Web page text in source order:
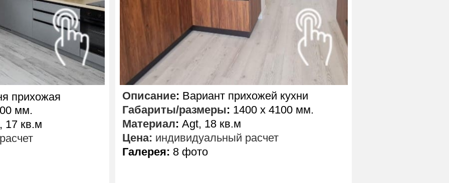
Описание: Вариант прихожей кухни
Габариты/размеры: 1400 х 4100 мм.
Материал: Agt, 18 кв.м
Цена: индивидуальный расчет
Галерея: 8 фото
мм.
кв.м
прихожая